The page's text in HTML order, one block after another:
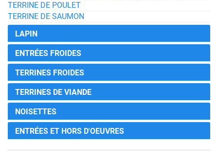
TERRINE DE POULET
TERRINE DE SAUMON
LAPIN
ENTRÉES FROIDES
TERRINES FROIDES
TERRINES DE VIANDE
NOISETTES
ENTRÉES ET HORS D'OEUVRES